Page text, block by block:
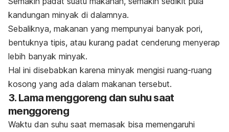
kandungan minyak di dalamnya.
Sebaliknya, makanan yang mempunyai banyak pori,
bentuknya tipis, atau kurang padat cenderung menyerap
lebih banyak minyak.
Hal ini disebabkan karena minyak mengisi ruang-ruang
kosong yang ada dalam makanan tersebut.
3. Lama menggoreng dan suhu saat
menggoreng
Waktu dan suhu saat memasak bisa memengaruhi